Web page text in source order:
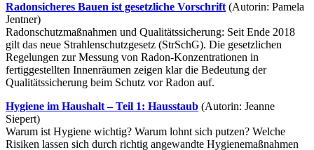
Radonsicheres Bauen ist gesetzliche Vorschrift(Autorin: Pamela
Jentner)
Radonschutzmaßnahmen und Qualitätssicherung: Seit Ende 2018
gilt das neue Strahlenschutzgesetz (StrSchG). Die gesetzlichen
Regelungen zur Messung von Radon-Konzentrationen in
fertiggestellten Innenräumen zeigen klar die Bedeutung der
Qualitätssicherung beim Schutz vor Radon auf.
Hygiene im Haushalt – Teil 1: Hausstaub (Autorin: Jeanne
Siepert)
Warum ist Hygiene wichtig? Warum lohnt sich putzen? Welche
Risiken lassen sich durch richtig angewandte Hygienemaßnahmen